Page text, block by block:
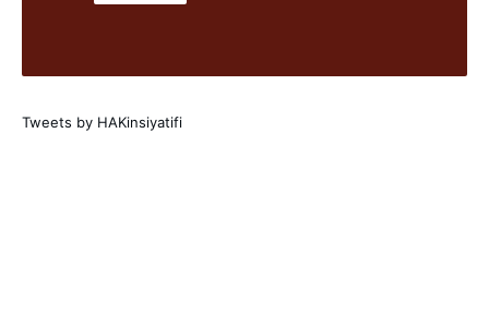
Tweets by HAKinsiyatifi